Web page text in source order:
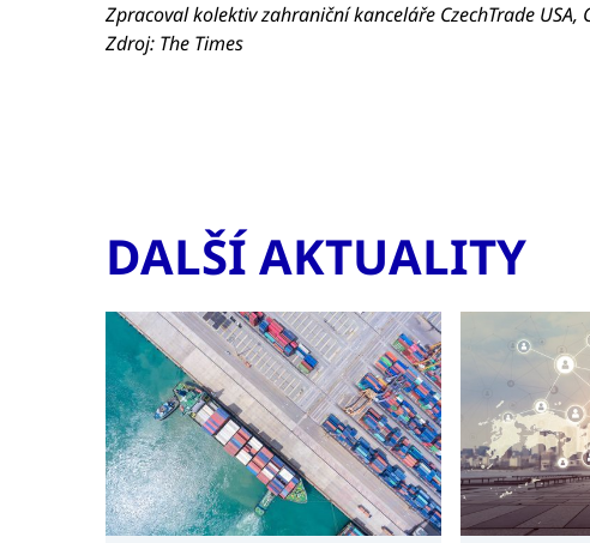
Zpracoval kolektiv zahraniční kanceláře CzechTrade USA,
Zdroj: The Times
DALŠÍ AKTUALITY